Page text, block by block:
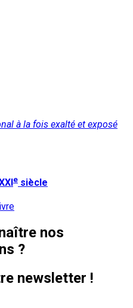
à la fois exalté et exposé
e siècle
nos
?
newsletter !